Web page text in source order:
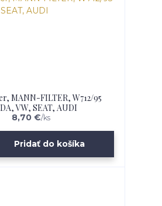
MANN-FILTER, W712/95
VW, SEAT, AUDI
8,70 €/ks
Pridať do košíka